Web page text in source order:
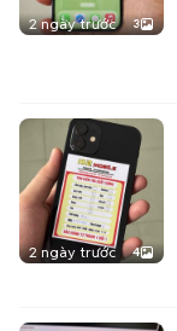
2 ngày trước 3
2 ngày trước 4